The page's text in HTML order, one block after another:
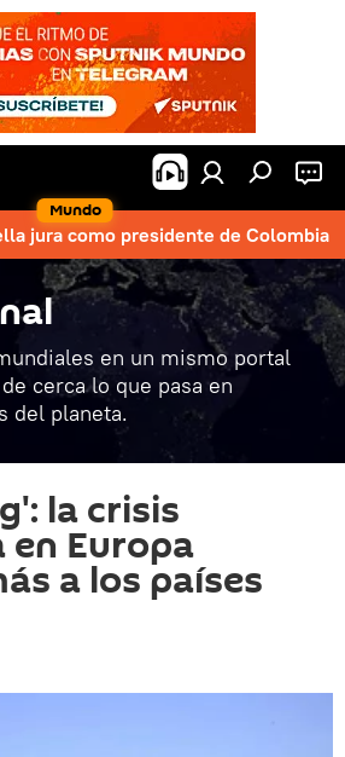
Mundo
jura como presidente de Colombia
en un mismo portal
cerca lo que pasa en
del planeta.
la crisis
Europa
a los países